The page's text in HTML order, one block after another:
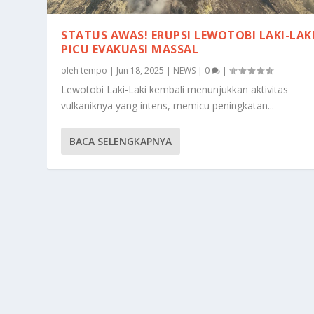
STATUS AWAS! ERUPSI LEWOTOBI LAKI-
PICU EVAKUASI MASSAL
olehtempo | Jun 18, 2025 | NEWS | 0 |
Lewotobi Laki-Laki kembali menunjukkan aktivitas
vulkaniknya yang intens, memicu peningkatan...
BACA SELENGKAPNYA